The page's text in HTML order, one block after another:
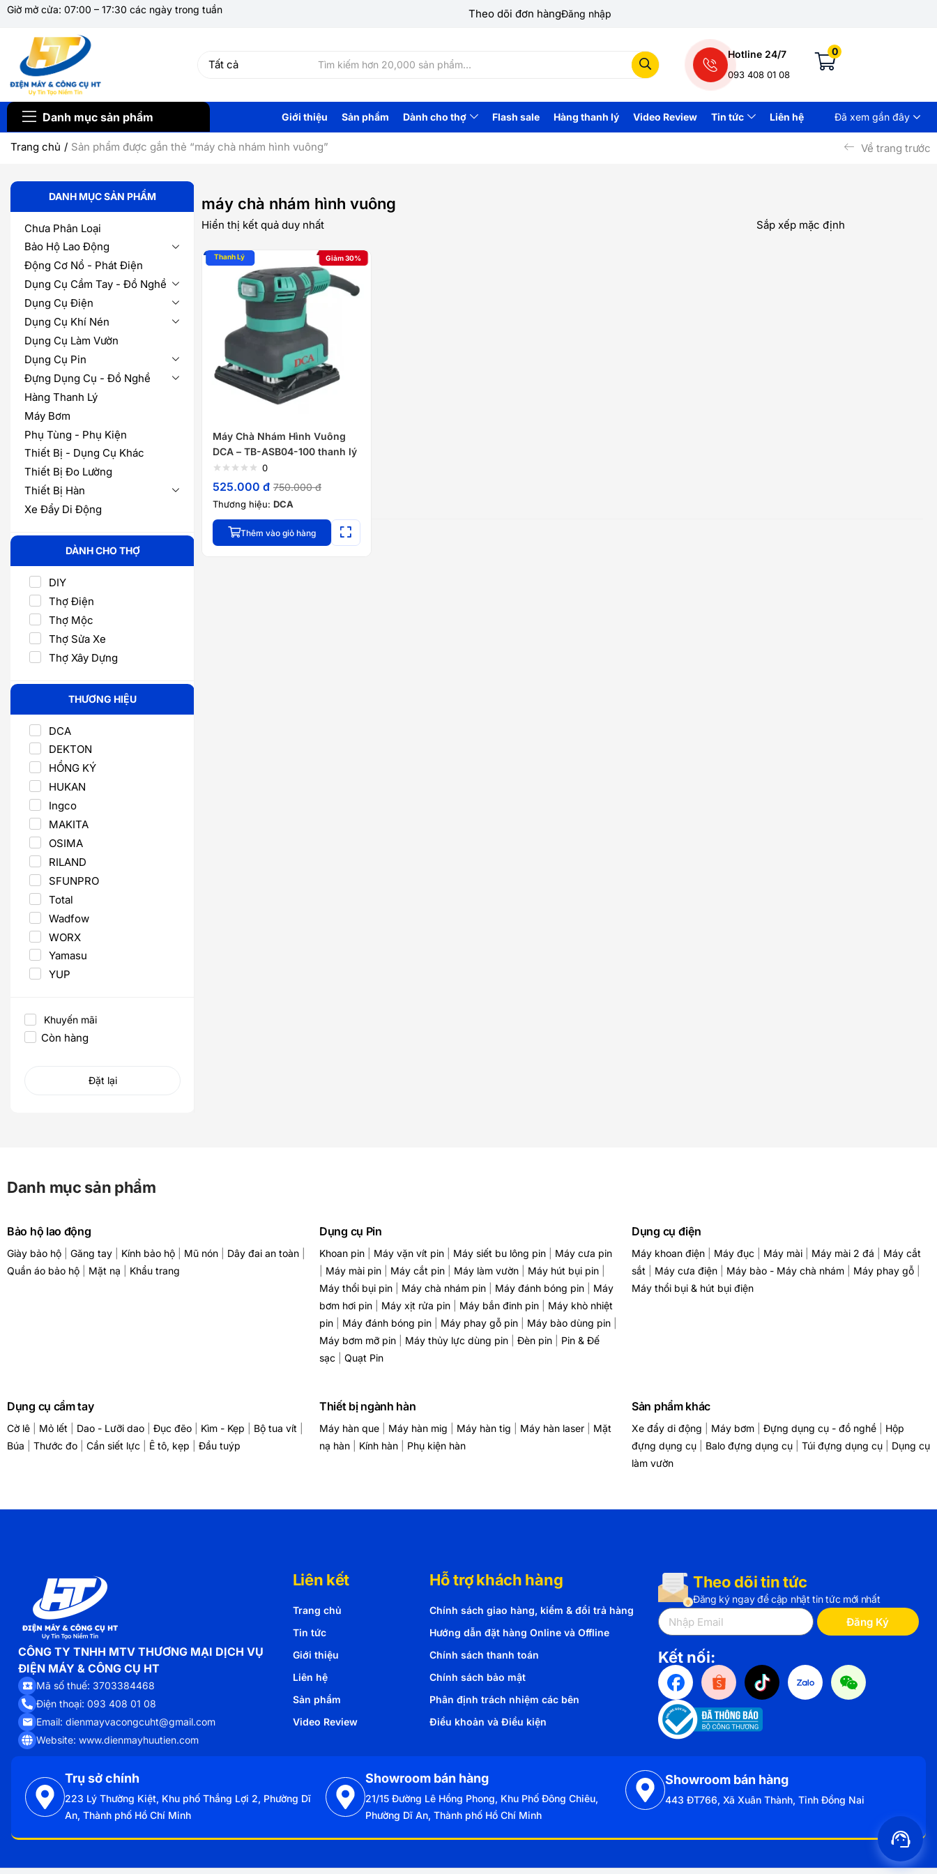
Giờ mở cửa: 07:00 – 17:30 các ngày trong tuần Theo dõi đơn hàngĐăng nhập
Hotline 24/7
093 408 01 08
0
Danh mục sản phẩm Giới thiệu Sản phẩm Dành cho thợ Flash sale Hàng thanh lý Video Review Tin tức Liên hệ Đã xem gần đây
Trang chủ Sản phẩm được gắn thẻ “máy chà nhám hình vuông” Về trang trước
DANH MỤC SẢN PHẨM
Chưa Phân Loại
Bảo Hộ Lao Động
Động Cơ Nổ - Phát Điện
Dụng Cụ Cầm Tay - Đồ Nghề
Dụng Cụ Điện
Dụng Cụ Khí Nén
Dụng Cụ Làm Vườn
Dụng Cụ Pin
Đựng Dụng Cụ - Đồ Nghề
Hàng Thanh Lý
Máy Bơm
Phụ Tùng - Phụ Kiện
Thiết Bị - Dụng Cụ Khác
Thiết Bị Đo Lường
Thiết Bị Hàn
Xe Đẩy Di Động
DÀNH CHO THỢ
DIY
Thợ Điện
Thợ Mộc
Thợ Sửa Xe
Thợ Xây Dựng
THƯƠNG HIỆU
DCA
DEKTON
HỒNG KÝ
HUKAN
Ingco
MAKITA
OSIMA
RILAND
SFUNPRO
Total
Wadfow
WORX
Yamasu
YUP
Khuyến mãi
Còn hàng
Đặt lại
máy chà nhám hình vuông
Hiển thị kết quả duy nhất
Giảm 30%
Máy Chà Nhám Hình Vuông
DCA – TB-ASB04-100 thanh lý
0
525.000 đ 750.000đ
Thương hiệu: DCA
Thêm vào giỏ hàng
Danh mục sản phẩm
Bảo hộ lao động
Giày bảo hộ Găng tay Kính bảo hộ Mũ nón Dây đai an toàn
Quần áo bảo hộ
Mặt nạ Khẩu trang
Dụng cụ Pin
Khoan pin Máy vặn vít pin Máy siết bu lông pin
Máy cưa pin
Máy mài pin Máy cắt pin Máy làm vườn Máy hút bụi pin
Máy thổi bụi pin
Máy chà nhám pin Máy đánh bóng pin
Máy
bơm hơi pin
Máy xịt rửa pin Máy bắn đinh pin
Máy khò nhiệt
pin
Máy đánh bóng pin Máy phay gỗ pin Máy bào dùng pin
Máy bơm mỡ pin
Máy thủy lực dùng pin Đèn pin
Pin & Đế
sạc
Quạt Pin
Dụng cụ điện
Máy khoan điện Máy đục Máy mài Máy mài 2 đá
Máy cắt
sắt
Máy cưa điện Máy bào - Máy chà nhám Máy phay gỗ
Máy thổi bụi & hút bụi điện
Dụng cụ cầm tay
Cờ lê Mỏ lết Dao - Lưỡi dao Đục đẽo Kìm - Kẹp Bộ tua vít
Búa
Thước đo Cần siết lực Ê tô, kẹp Đầu tuýp
Thiết bị ngành hàn
Máy hàn que Máy hàn mig Máy hàn tig Máy hàn laser
Mặt
nạ hàn
Kính hàn Phụ kiện hàn
Sản phẩm khác
Xe đẩy di động Máy bơm Đựng dụng cụ - đồ nghề
Hộp
đựng dụng cụ
Balo đựng dụng cụ Túi đựng dụng cụ
Dụng cụ
làm vườn
CÔNG TY TNHH MTV THƯƠNG MẠI DỊCH VỤ
ĐIỆN MÁY & CÔNG CỤ HT
Mã số thuế: 3703384468
Điện thoại: 093 408 01 08
Email: dienmayvacongcuht@gmail.com
Website: www.dienmayhuutien.com
Liên kết
Trang chủ
Tin tức
Giới thiệu
Liên hệ
Sản phẩm
Video Review
Hỗ trợ khách hàng
Chính sách giao hàng, kiểm & đổi trả hàng
Hướng dẫn đặt hàng Online và Offline
Chính sách thanh toán
Chính sách bảo mật
Phân định trách nhiệm các bên
Điều khoản và Điều kiện
Theo dõi tin tức
Đăng ký ngay để cập nhật tin tức mới nhất
Đăng Ký
Kết nối:
Trụ sở chính
223 Lý Thường Kiệt, Khu phố Thắng Lợi 2, Phường Dĩ
An, Thành phố Hồ Chí Minh
Showroom bán hàng
21/15 Đường Lê Hồng Phong, Khu Phố Đông Chiêu,
Phường Dĩ An, Thành phố Hồ Chí Minh
Showroom bán hàng
443 ĐT766, Xã Xuân Thành, Tỉnh Đồng Nai